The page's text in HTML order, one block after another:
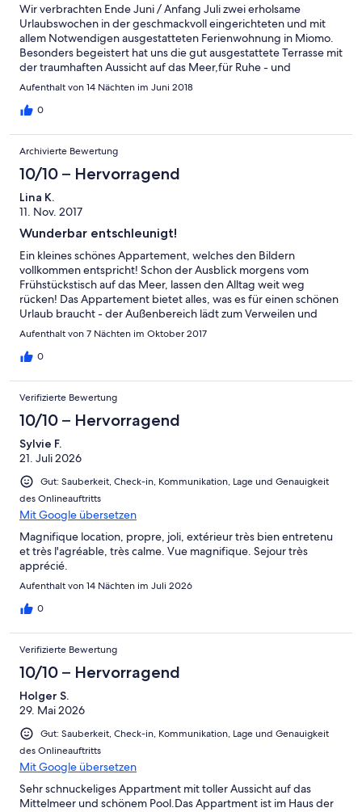
Wir verbrachten Ende Juni / Anfang Juli zwei erholsame
Urlaubswochen in der geschmackvoll eingerichteten und mit
allem Notwendigen ausgestatteten Ferienwohnung in Miomo.
Besonders begeistert hat uns die gut ausgestattete Terrasse mit
der traumhaften Aussicht auf das Meer,für Ruhe - und
Erholungssuchende der ideale Ort zur Entspannung. Die
trotzdem sind alle Sehenswürdigkeiten des Caps gut zu
und hat viel Flair. Martine Torre ist eine zauberhafte Person, die
immer um das Wohl ihrer Gäste bemüht ist. Das Grundstück und
der Pool werden dem Gast mit viel Privatspäre überlassen, wir
haben uns an allen Tagen sehr wohl gefühlt. Die Zufahrt zum
Haus ist für Mitteleuropäer aufregend und
gewöhnungsbedürftig - da hilft nur "Augen zu und durch"!Wem
das zu stressig ist, kann sein Auto an der unteren Strasse parken,
muss dann aber einen kurzen, steilen Fußweg in Kauf nehmen ...
Uns hat der erstmalige Aufenthalt auf Korsika begeistert - die
Wohnung bekommt eine uneingeschränkte Empfehlung, für
den Aufenthalt von zwei Personen, von uns ! Vielen Dank an
Patrick und Martine Torre
Aufenthalt von 14 Nächten im Juni 2018
0
Archivierte Bewertung
10/10 – Hervorragend
Lina K.
11. Nov. 2017
Wunderbar entschleunigt!
Ein kleines schönes Appartement, welches den Bildern
vollkommen entspricht! Schon der Ausblick morgens vom
Frühstückstisch auf das Meer, lassen den Alltag weit weg
rücken! Das Appartement bietet alles, was es für einen schönen
Urlaub braucht - der Außenbereich lädt zum Verweilen und
Entspannen ein. Martine und Patrick haben uns sehr herzlich
an wohl und willkommen gefühlt haben! Danke!!! Da Miomo
können auch all die schönen Orte in der Umgebung gut erreicht
und erkundet werden!
Aufenthalt von 7 Nächten im Oktober 2017
0
Verifizierte Bewertung
10/10 – Hervorragend
Sylvie F.
21. Juli 2026
Gut: Sauberkeit, Check-in, Kommunikation, Lage und Genauigkeit
des Onlineauftritts
Mit Google übersetzen
Magnifique location, propre, joli, extérieur très bien entretenu
et très l'agréable, très calme. Vue magnifique. Sejour très
apprécié.
Aufenthalt von 14 Nächten im Juli 2026
0
Verifizierte Bewertung
10/10 – Hervorragend
Holger S.
29. Mai 2026
Gut: Sauberkeit, Check-in, Kommunikation, Lage und Genauigkeit
des Onlineauftritts
Mit Google übersetzen
Sehr schnuckeliges Appartment mit toller Aussicht auf das
Mittelmeer und schönem Pool.Das Appartment ist im Haus der